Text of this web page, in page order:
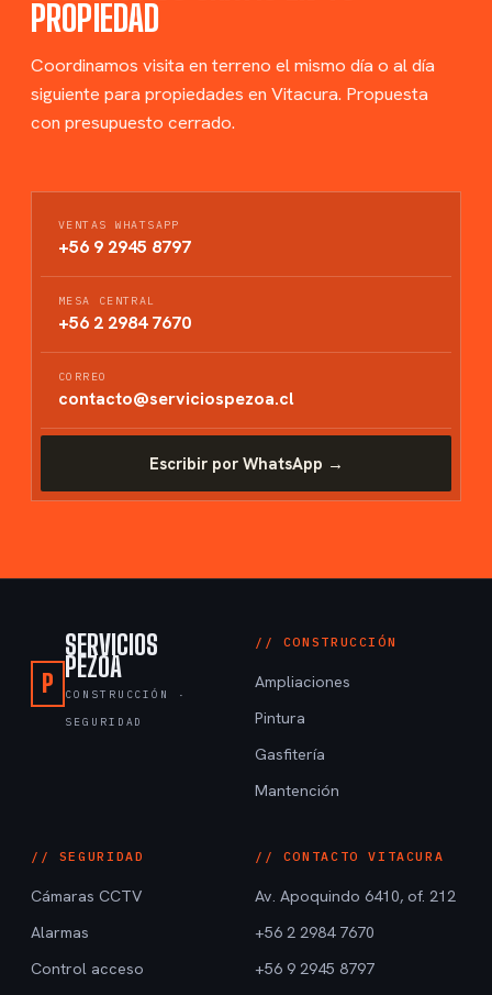
PROPIEDAD
Coordinamos visita en terreno el mismo día o al día
siguiente para propiedades en Vitacura. Propuesta
con presupuesto cerrado.
VENTAS WHATSAPP
+56 9 2945 8797
MESA CENTRAL
+56 2 2984 7670
CORREO
contacto@serviciospezoa.cl
Escribir por WhatsApp →
P
SERVICIOS
PEZOA
CONSTRUCCIÓN ·
SEGURIDAD
// CONSTRUCCIÓN
Ampliaciones
Pintura
Gasfitería
Mantención
// SEGURIDAD
Cámaras CCTV
Alarmas
Control acceso
// CONTACTO VITACURA
Av. Apoquindo 6410, of. 212
+56 2 2984 7670
+56 9 2945 8797